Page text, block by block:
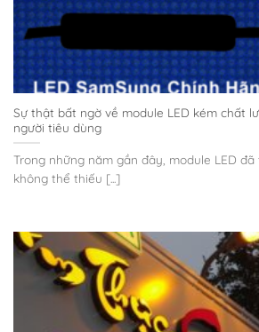
Sự thật bất ngờ về module LED kém chất
người tiêu dùng
Trong những năm gần đây, module LED
không thể thiếu [...]